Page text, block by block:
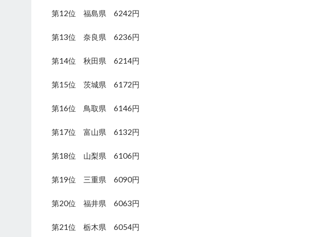
第12位 福島県 6242円
第13位 奈良県 6236円
第14位 秋田県 6214円
第15位 茨城県 6172円
第16位 鳥取県 6146円
第17位 富山県 6132円
第18位 山梨県 6106円
第19位 三重県 6090円
第20位 福井県 6063円
第21位 栃木県 6054円